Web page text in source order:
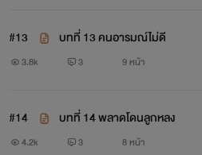
#13 บทที่ 13 คนอารมณ์ไม่ดี
3.8k 3 9 หน้า
#14 บทที่ 14 พลาดโดนลูกหลง
4.2k 3 8 หน้า